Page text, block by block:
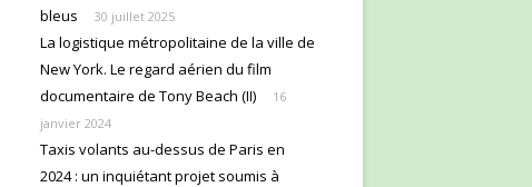
bleus
30 juillet 2025
La logistique métropolitaine de la ville de
New York. Le regard aérien du film
documentaire de Tony Beach (II)
16
janvier 2024
Taxis volants au-dessus de Paris en
2024 : un inquiétant projet soumis à